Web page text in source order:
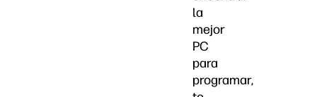
la
mejor
PC
para
programar,